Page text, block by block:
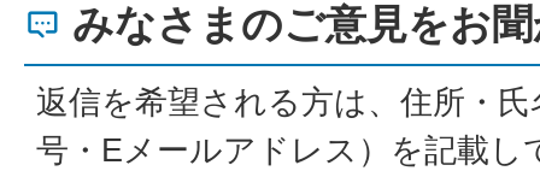
みなさまのご意見をお
返信を希望される方は、住所・
号・Eメールアドレス）を記載し